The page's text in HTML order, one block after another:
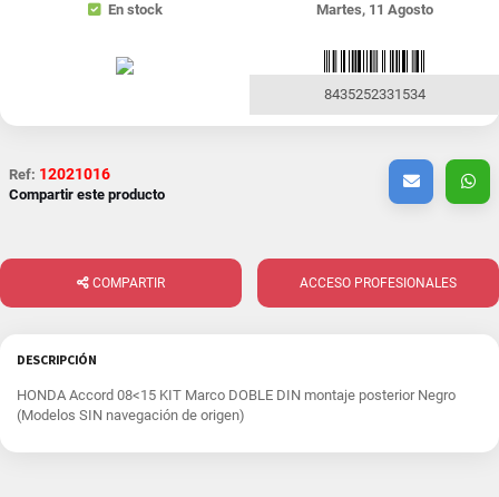
En stock Martes, 11 Agosto
8435252331534
Ref: 12021016
Compartir este producto
COMPARTIR ACCESO PROFESIONALES
DESCRIPCIÓN
HONDA Accord 08<15 KIT Marco DOBLE DIN montaje posterior Negro
(Modelos SIN navegación de origen)